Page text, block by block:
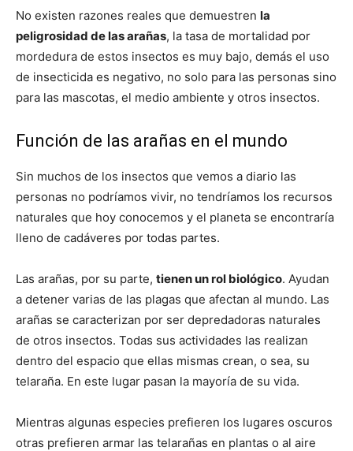
No existen razones reales que demuestren la
peligrosidad de las arañas, la tasa de mortalidad por
mordedura de estos insectos es muy bajo, demás el uso
de insecticida es negativo, no solo para las personas sino
para las mascotas, el medio ambiente y otros insectos.
Función de las arañas en el mundo
Sin muchos de los insectos que vemos a diario las
personas no podríamos vivir, no tendríamos los recursos
naturales que hoy conocemos y el planeta se encontraría
lleno de cadáveres por todas partes.
Las arañas, por su parte, tienen un rol biológico. Ayudan
a detener varias de las plagas que afectan al mundo. Las
arañas se caracterizan por ser depredadoras naturales
de otros insectos. Todas sus actividades las realizan
dentro del espacio que ellas mismas crean, o sea, su
telaraña. En este lugar pasan la mayoría de su vida.
Mientras algunas especies prefieren los lugares oscuros
otras prefieren armar las telarañas en plantas o al aire